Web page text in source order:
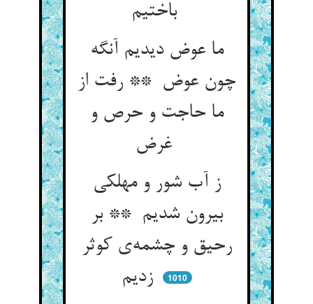
باختیم
ما عوض دیدیم آنگه
چون عوض ** رفت از
ما حاجت و حرص و
ز آب شور و مهلکی
بیرون شدیم ** بر
رحیق و چشمه‌ی کوثر
زدیم
1010